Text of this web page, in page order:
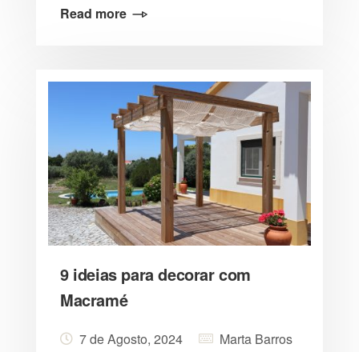
Read more
9 ideias para decorar com
Macramé
7 de Agosto, 2024
Marta Barros